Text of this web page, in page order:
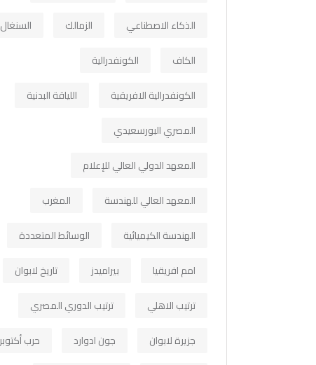
الذكاء الاصطناعي
الزمالك
السنغال
الكاف
الكونفدرالية
الكونفدرالية الافريقية
اللياقة البدنية
المصري البورسعيدي
المعهد الدولي العالي للإعلام
المعهد العالي للهندسة
المغرب
الهندسة الكيميائية
الوسائط المتعددة
امم افريقيا
بيراميدز
تاريخ لابوان
ترتيب الاهلي
ترتيب الدوري المصري
جزيرة لابوان
جون ادوارد
حرب أكتوبر